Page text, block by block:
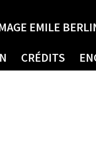
EMILE
CRÉDITS